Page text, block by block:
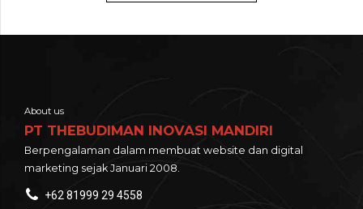
About us
PT THEBUDIMAN INOVASI MANDIRI
Berpengalaman dalam membuat website dan digital
marketing sejak Januari 2008.
+62 81999 29 4558